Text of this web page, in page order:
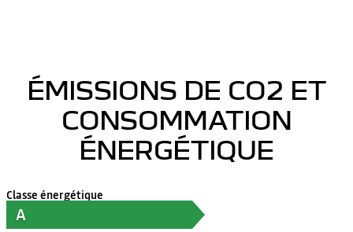
ÉMISSIONS DE CO2 ET
CONSOMMATION
ÉNERGÉTIQUE
Classe énergétique
A